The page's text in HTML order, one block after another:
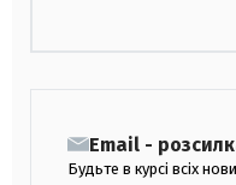
Email -
Будьте в курсі всіх